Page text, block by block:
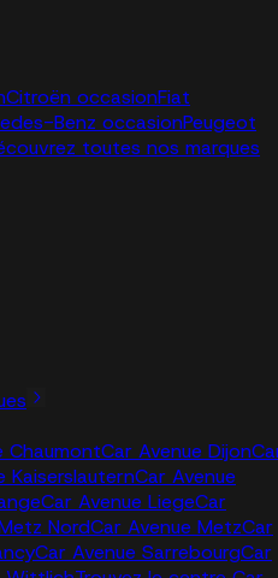
Citroën occasionFiat
Benz occasionPeugeot
toutes nos marques
ChaumontCar Avenue Dijon
KaiserslauternCar Avenue
Car Avenue LiegeCar
NordCar Avenue MetzCar
Car Avenue SarrebourgCar